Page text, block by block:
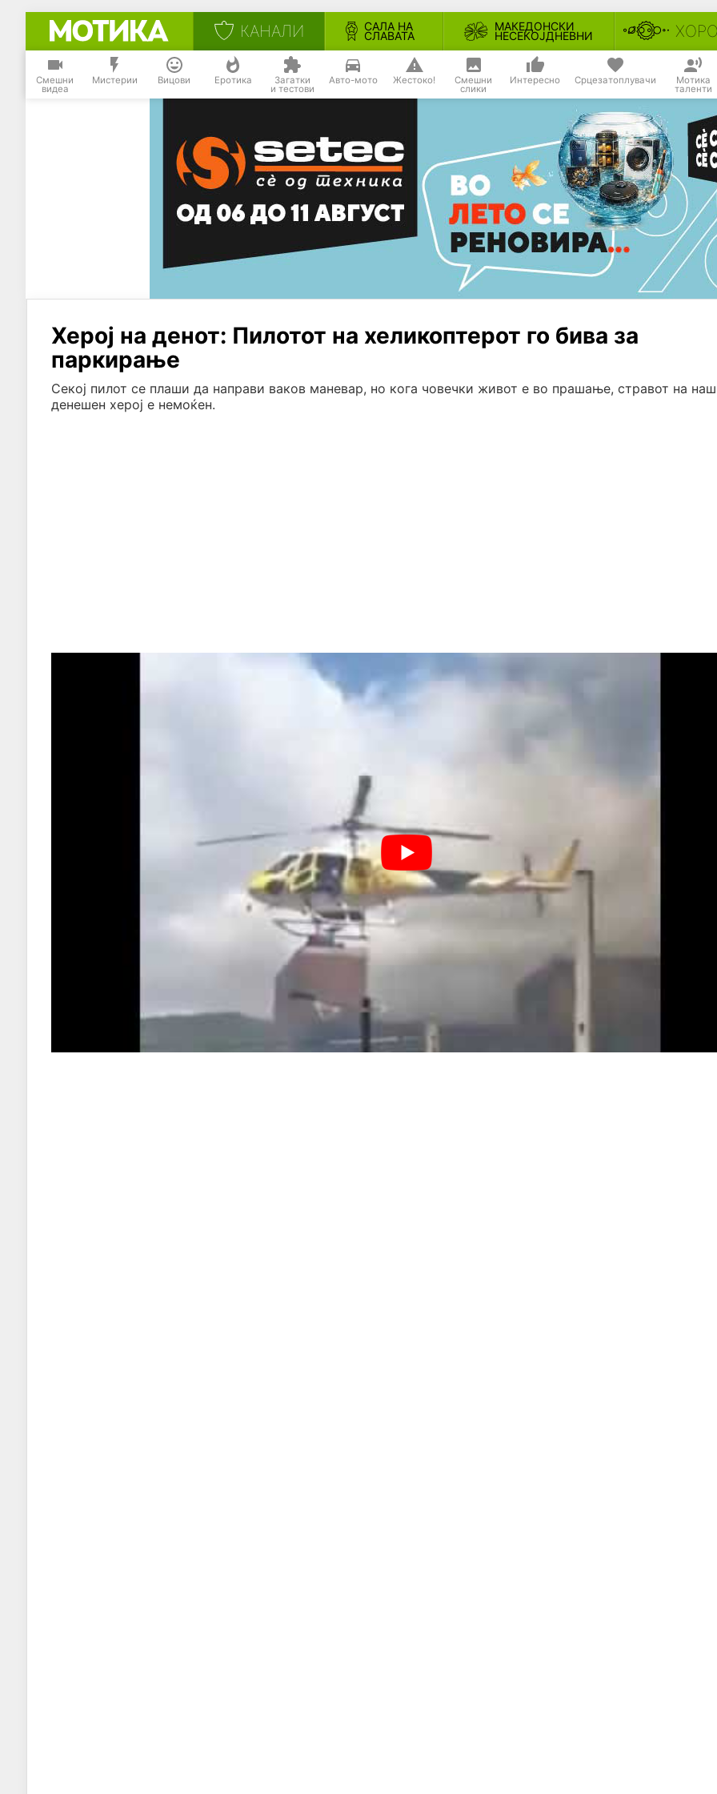
КАНАЛИ САЛА НА
СЛАВАТА
МАКЕДОНСКИ
НЕСЕКОЈДНЕВНИ
Смешни
видеа
Мистерии Вицови Еротика Загатки
и тестови
Авто-мото Жестоко! Смешни
слики
Интересно Срцезатоплувачи Мотика
таленти
Херој на денот: Пилотот на хеликоптерот го бива за
паркирање
Секој пилот се плаши да направи ваков маневар, но кога човечки живот е во прашање, стравот на
денешен херој е немоќен.